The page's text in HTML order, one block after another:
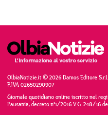
OlbiaNotizie.it © 2026 Damos Editore
P.IVA 02650290907
Giornale quotidiano online iscritto nel
Pausania, decreto n°1/2016 V.G. 248/16